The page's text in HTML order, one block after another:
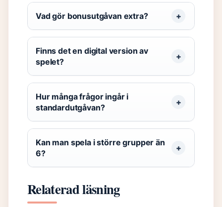
Vad gör bonusutgåvan extra?
Finns det en digital version av
spelet?
Hur många frågor ingår i
standardutgåvan?
Kan man spela i större grupper än
6?
Relaterad läsning